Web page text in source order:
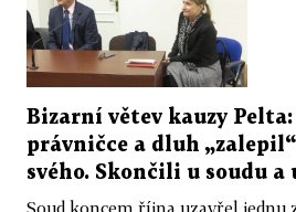
Bizarní větev kauzy
právničce a dluh
svého. Skončili u soudu
Soud koncem října uzavřel jednu